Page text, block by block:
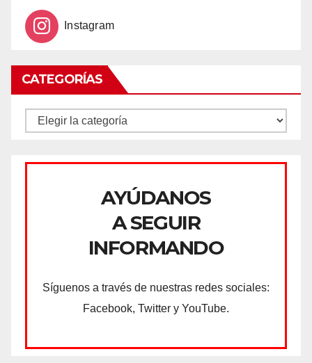
Instagram
CATEGORÍAS
CATEGORÍAS
AYÚDANOS
A SEGUIR
INFORMANDO
Síguenos a través de nuestras redes sociales:
Facebook, Twitter y YouTube.